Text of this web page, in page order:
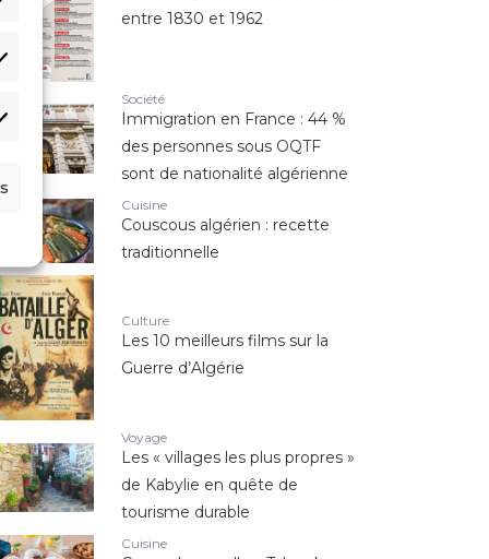
entre 1830 et 1962
Société
Immigration en France : 44 %
des personnes sous OQTF
sont de nationalité algérienne
Cuisine
Couscous algérien : recette
traditionnelle
Culture
Les 10 meilleurs films sur la
Guerre d’Algérie
Voyage
Les « villages les plus propres »
de Kabylie en quête de
tourisme durable
Cuisine